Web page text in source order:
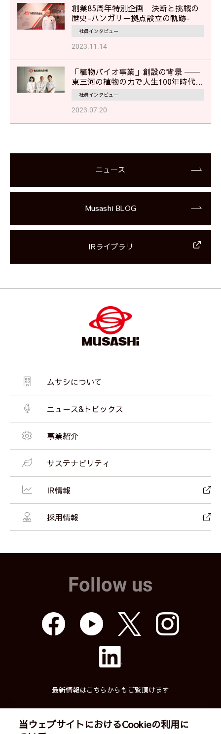
創業85周年特別企画 決断と挑戦の
歴史-ハンガリー拠点設立の軌跡-
社員インタビュー
2023.11.14
「植物バイオ事業」創設の背景 ──
東三河の植物の力で人生100年時代を
美しく、健やかに
社員インタビュー
2023.07.20
ニュース
Musashi BLOG
IRライブラリ
ムサシについて
ニュース&トピックス
事業紹介
サステナビリティ
IR情報
採用情報
Follow us
最新情報はこちらからもご覧頂けます
当ウェブサイトにおけるCookieの利用に